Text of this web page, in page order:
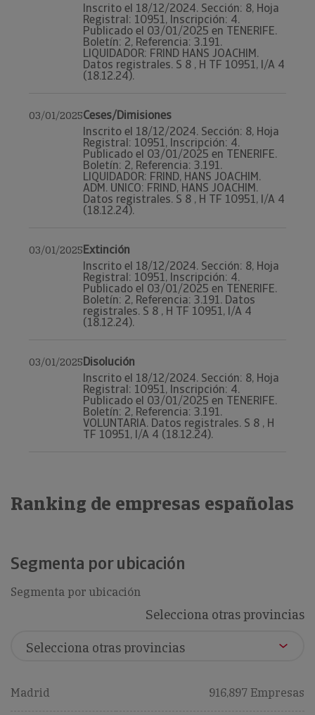
Inscrito el 18/12/2024. Sección: 8, Hoja
Registral: 10951, Inscripción: 4.
Publicado el 03/01/2025 en TENERIFE.
Boletín: 2, Referencia: 3.191.
LIQUIDADOR: FRIND HANS JOACHIM.
Datos registrales. S 8 , H TF 10951, I/A 4
(18.12.24).
03/01/2025Ceses/Dimisiones
Inscrito el 18/12/2024. Sección: 8, Hoja
Registral: 10951, Inscripción: 4.
Publicado el 03/01/2025 en TENERIFE.
Boletín: 2, Referencia: 3.191.
LIQUIDADOR: FRIND, HANS JOACHIM.
ADM. UNICO: FRIND, HANS JOACHIM.
Datos registrales. S 8 , H TF 10951, I/A 4
(18.12.24).
03/01/2025Extinción
Inscrito el 18/12/2024. Sección: 8, Hoja
Registral: 10951, Inscripción: 4.
Publicado el 03/01/2025 en TENERIFE.
Boletín: 2, Referencia: 3.191. Datos
registrales. S 8 , H TF 10951, I/A 4
(18.12.24).
03/01/2025Disolución
Inscrito el 18/12/2024. Sección: 8, Hoja
Registral: 10951, Inscripción: 4.
Publicado el 03/01/2025 en TENERIFE.
Boletín: 2, Referencia: 3.191.
VOLUNTARIA. Datos registrales. S 8 , H
TF 10951, I/A 4 (18.12.24).
Ranking de empresas españolas
Segmenta por ubicación
Segmenta por ubicación
Selecciona otras provincias
Madrid 916,897 Empresas